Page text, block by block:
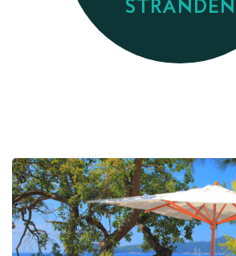
STRANDEN